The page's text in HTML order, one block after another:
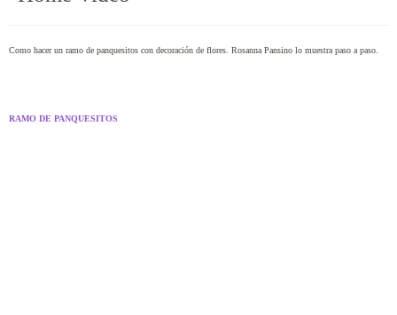
Como hacer un ramo de panquesitos con decoración de flores. Rosanna Pansino lo muestra paso a paso.
RAMO DE PANQUESITOS